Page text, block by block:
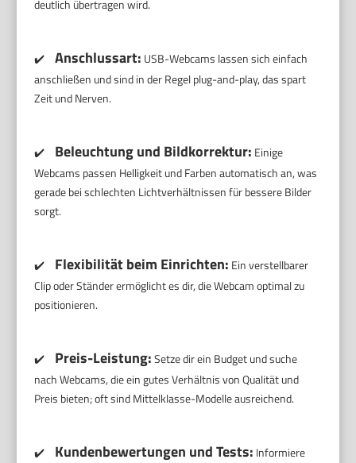
deutlich übertragen wird.
✔️ Anschlussart: USB-Webcams lassen sich einfach
anschließen und sind in der Regel plug-and-play, das spart
Zeit und Nerven.
✔️ Beleuchtung und Bildkorrektur: Einige
Webcams passen Helligkeit und Farben automatisch an, was
gerade bei schlechten Lichtverhältnissen für bessere Bilder
sorgt.
✔️ Flexibilität beim Einrichten: Ein verstellbarer
Clip oder Ständer ermöglicht es dir, die Webcam optimal zu
positionieren.
✔️ Preis-Leistung:Setze dir ein Budget und suche
nach Webcams, die ein gutes Verhältnis von Qualität und
Preis bieten; oft sind Mittelklasse-Modelle ausreichend.
✔️ Kundenbewertungen und Tests: Informiere